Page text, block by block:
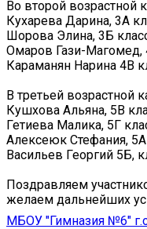
Во второй возрастной
Кухарева Дарина, 3А
Шорова Элина, 3Б
Омаров Гази-Магомед,
Караманян Нарина 4В
В третьей возрастной
Кушхова Альяна, 5В
Гетиева Малика, 5Г
Алексеюк Стефания,
Васильев Георгий 5Б,
Поздравляем
желаем дальнейших
МБОУ "Гимназия №6"